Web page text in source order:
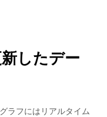
したデー
ラフにはリアルタイム